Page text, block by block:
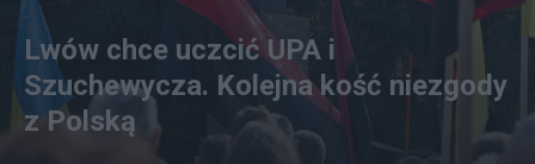
Lwów chce uczcić UPA i
Szuchewycza. Kolejna kość niezgody
z Polską